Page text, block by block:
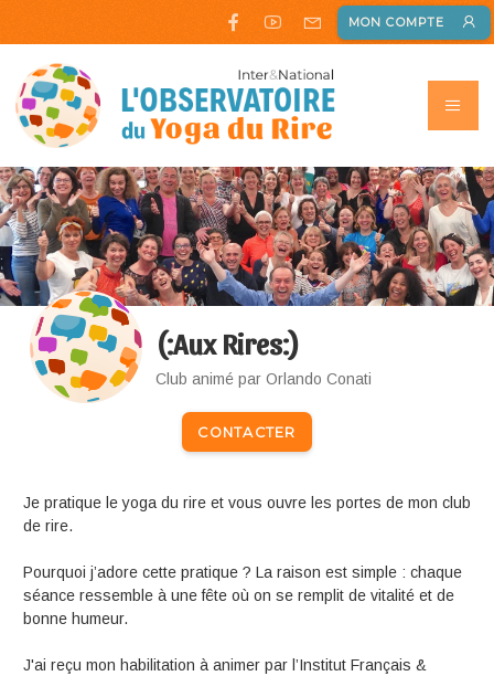
MON COMPTE
(:Aux Rires:)
Club animé par Orlando Conati
CONTACTER
Je pratique le yoga du rire et vous ouvre les portes de mon club
de rire.
Pourquoi j’adore cette pratique ? La raison est simple : chaque
séance ressemble à une fête où on se remplit de vitalité et de
bonne humeur.
J'ai reçu mon habilitation à animer par l’Institut Français &